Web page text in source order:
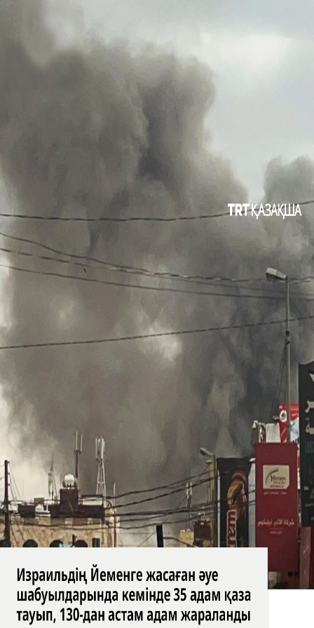
ТҮРКИЯМӘДЕНИЕТ БІЛЕ ЖҮРІҢІЗ
АҚШ сенаторы Конгрестегі кеңсесінің алдына Израиль
Израильдік басқыншылардың жауыздығының
видеосы!
Газадағы шатыр-мектепте соққыға ұшыраған
палестиналық баланың қолына Израиль оғы қадалып
Газада балалар тері ауруларымен және денсаулық
мәселелерімен күресуде
Трамп мұнай компанияларының «тым көп пайда
тапқанын» айтты
Алуан түсті киімдер, дәстүрлі әуендер, мол дастарқан...
Үйінді астынан шарана табылды
Грекияда өрт сөндіретін екі тікұшақ соқтығысты
Өрт сөндіретін екі тікұшақ әуеде соқтығысты
АҚШ сенаторы Нетаньяхуды «шолақ шалбар» киіп қарсы
ӘЛЕМ ЖАҢАЛЫҚТАРЫ
Израильдің Йеменге әуе шабуылында кемінде 35 адам
қаза тауып, 130-дан астам адам жараланды
Израильдің Йеменге жасаған әуе шабуылдарында
кемінде 35 адам қаза тауып, 130-дан астам адам
жараланды.
Басқа да видеолар
АҚШ сенаторы Конгрестегі кеңсесінің алдына Израиль
туын ілді
Израильдік басқыншылардың жауыздығының
видеосы!
Газадағы шатыр-мектепте соққыға ұшыраған
қалды
Газада балалар тері ауруларымен және денсаулық
мәселелерімен күресуде
Трамп мұнай компанияларының «тым көп пайда
тапқанын» айтты